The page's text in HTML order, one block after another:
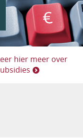
hier meer over